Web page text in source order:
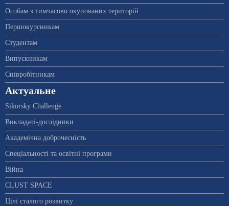
Особам з тимчасово окупованих територій
Першокурсникам
Студентам
Випускникам
Співробітникам
Актуальне
Sikorsky Challenge
Викладачі-дослідники
Академічна доброчесність
Спеціальності та освітні програми
Війна
CLUST SPACE
Цілі сталого розвитку